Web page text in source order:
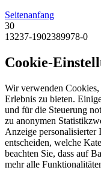
Seitenanfang
30
13237-1902389978-0
Cookie-
Wir verwenden
Erlebnis zu bieten.
und für die Steuerung
zu anonymen
Anzeige personalisierter
entscheiden, welche
beachten Sie, dass auf
mehr alle